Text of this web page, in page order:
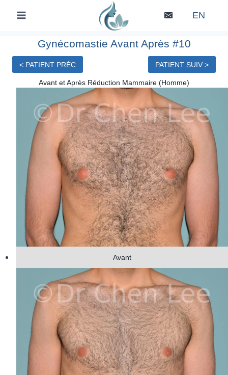
EN
Gynécomastie Avant Après #10
< PATIENT PRÉC PATIENT SUIV >
Avant et Après Réduction Mammaire (Homme)
Avant